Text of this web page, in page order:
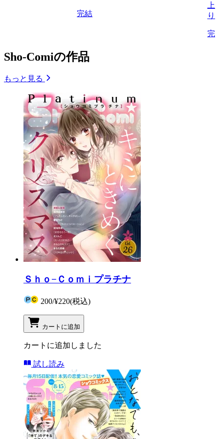
完結
り
完
Sho-Comiの作品
もっと見る
Ｓｈｏ−Ｃｏｍｉプラチナ
200/¥220(税込)
カートに追加
カートに追加しました
試し読み